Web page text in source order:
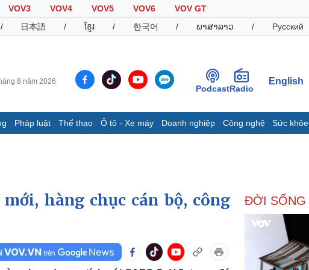
VOV3 VOV4 VOV5 VOV6
VOV GT
/ 日本語 / ខ្មែរ / 한국어 / ພາສາລາວ / Русский
8 năm 2026
PodcastRadio
English
Pháp luật Thể thao Ô tô - Xe máy Doanh nghiệp Công nghệ Sức khỏe
Infographic
Ô tô - Xe máy
Ô tô
Doanh nghiệp
Thông tin doanh nghiệp
hàng chục cán bộ, công
ĐỜI SỐNG